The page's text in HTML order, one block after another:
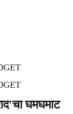
घमघमाट